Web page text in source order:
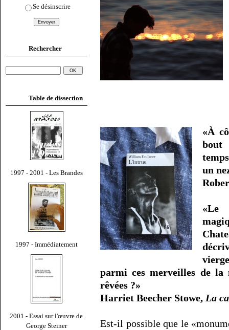
Se désinscrire
Rechercher
Table de dissection
1997 - 2001 - Les Brandes
1997 - Immédiatement
2001 - Essai sur l'œuvre de
George Steiner
«À
bout
un
«Le
parmi ces merveilles de la
rêvées ?»
Harriet Beecher Stowe, La
Est-il possible que le